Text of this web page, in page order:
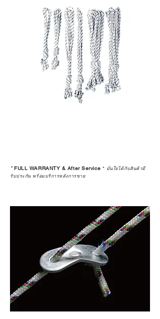
มาตรฐานของแบรนด์ ไม่ว่าจะ
เป็นการให้คำแนะนำ การดูแลสินค้า
หรือการแก้ไขปัญหาที่อาจเกิดขึ้นใน
อนาคต
ก่อนตัดสินใจซื้อสินค้า เราอยาก
แนะนำให้คุณสอบถามทุกครั้งว่า ร้าน
ค้าที่คุณกำลังเลือกซื้อนั้น มีการรับ
ประกันสินค้าจากตัวแทนจำหน่าย
อย่างเป็นทางการหรือไม่ เพื่อให้คุณ
ในอุปกรณ์ที่คุณรัก มีคุณค่าอย่าง
ตัวแทนจำหน่ายที่ได้รับการแต่งตั้ง
เพื่อให้คุณได้รับทั้งสินค้า และ
ประสบการณ์ที่สมบูรณ์แบบในระยะ
อ่านต่อเรื่องการรับประกันสินค้าได้
ตรงนี้
>>
https://www.campstudio.co.th/
*FULL WARRANTY & After Service * มั่นใจได้กับสินค้ามี
รับประกัน พร้อมบริการหลังการขาย